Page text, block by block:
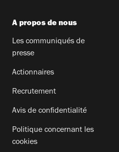
A propos de nous
Les communiqués de
presse
Actionnaires
Recrutement
Avis de confidentialité
Politique concernant les
cookies